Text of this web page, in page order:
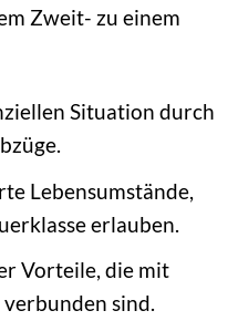
Zweit- zu einem
Situation durch
Lebensumstände,
erlauben.
Vorteile, die mit
sind.